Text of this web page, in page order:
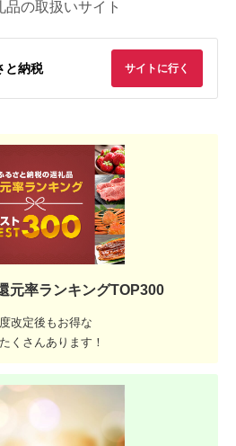
品の取扱いサイト
と納税 サイトに行く
元率ランキングTOP300
改定後もお得な
くさんあります！